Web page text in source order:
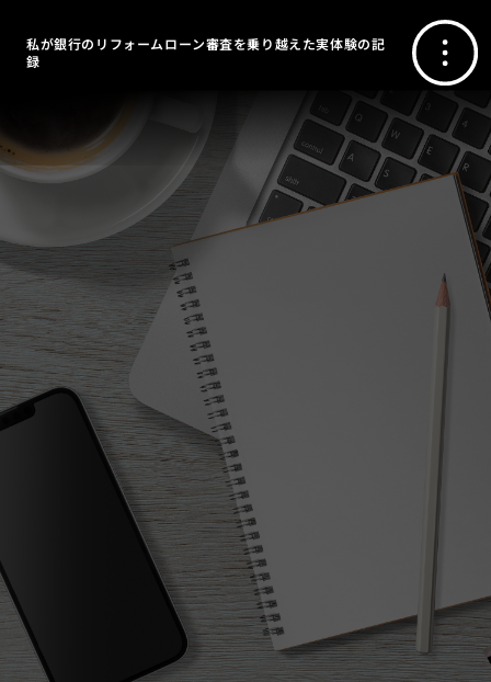
私が銀行のリフォームローン審査を乗り越えた実体験の記
録